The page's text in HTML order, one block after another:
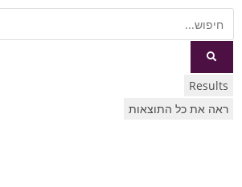
Results
ראה את כל התוצאות